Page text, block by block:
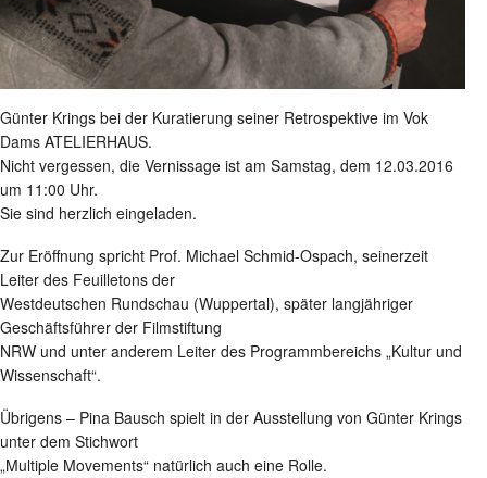
Günter Krings bei der Kuratierung seiner Retrospektive im Vok
Dams ATELIERHAUS.
Nicht vergessen, die Vernissage ist am Samstag, dem 12.03.2016
um 11:00 Uhr.
Sie sind herzlich eingeladen.
Zur Eröffnung spricht Prof. Michael Schmid-Ospach, seinerzeit
Leiter des Feuilletons der
Westdeutschen Rundschau (Wuppertal), später langjähriger
Geschäftsführer der Filmstiftung
NRW und unter anderem Leiter des Programmbereichs „Kultur und
Wissenschaft“.
Übrigens – Pina Bausch spielt in der Ausstellung von Günter Krings
unter dem Stichwort
„Multiple Movements“ natürlich auch eine Rolle.